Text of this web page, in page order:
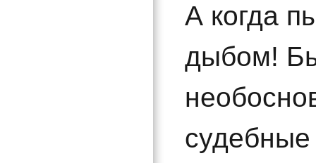
А когда
дыбом!
судебные